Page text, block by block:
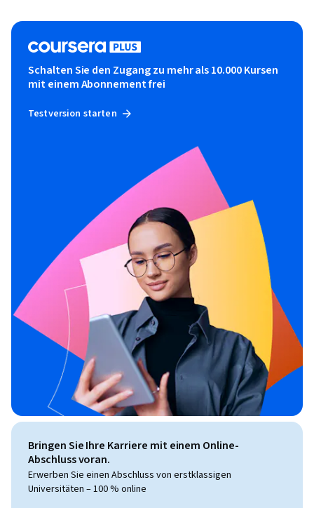
Schalten Sie den Zugang zu mehr als 10.000 Kursen
mit einem Abonnement frei
Testversion starten
Bringen Sie Ihre Karriere mit einem Online-
Abschluss voran.
Erwerben Sie einen Abschluss von erstklassigen
Universitäten – 100 % online